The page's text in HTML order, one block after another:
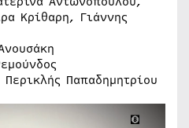
Κρίθαρη, Γιάννης
Περικλής Παπαδημητρίου